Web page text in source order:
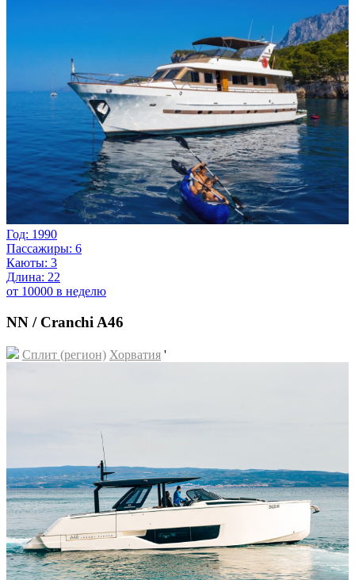
Год: 1990
Пассажиры: 6
Каюты: 3
Длина: 22
от 10000 в неделю
NN / Cranchi A46
Сплит (регион) Хорватия '